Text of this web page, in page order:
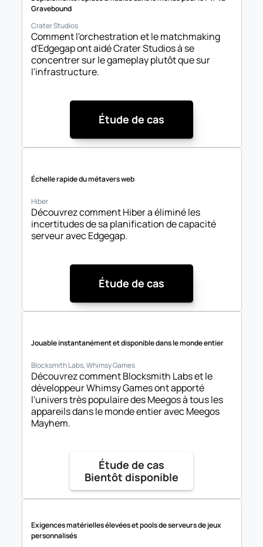
Gravebound
Crater Studios
Comment l'orchestration et le matchmaking
d'Edgegap ont aidé Crater Studios à se
concentrer sur le gameplay plutôt que sur
l'infrastructure.
Étude de cas
Échelle rapide du métavers web
Hiber
Découvrez comment Hiber a éliminé les
incertitudes de sa planification de capacité
serveur avec Edgegap.
Étude de cas
Jouable instantanément et disponible dans le monde entier
Blocksmith Labs, Whimsy Games
Découvrez comment Blocksmith Labs et le
développeur Whimsy Games ont apporté
l'univers très populaire des Meegos à tous les
appareils dans le monde entier avec Meegos
Mayhem.
Étude de cas
Bientôt disponible
Exigences matérielles élevées et pools de serveurs de jeux
personnalisés